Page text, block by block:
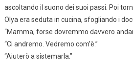
ascoltando il suono dei suoi passi. Poi
Olya era seduta in cucina, sfogliando i
“Mamma, forse dovremmo davvero
“Ci andremo. Vedremo com’è.”
“Aiuterò a sistemarla.”